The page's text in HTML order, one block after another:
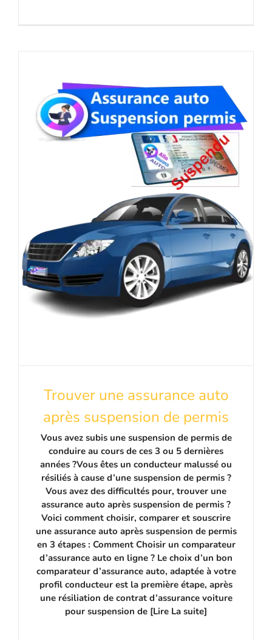
Trouver une assurance auto
après suspension de permis
Vous avez subis une suspension de permis de
conduire au cours de ces 3 ou 5 dernières
années ?Vous êtes un conducteur malussé ou
résiliés à cause d’une suspension de permis ?
Vous avez des difficultés pour, trouver une
assurance auto après suspension de permis ?
Voici comment choisir, comparer et souscrire
une assurance auto après suspension de permis
en 3 étapes : Comment Choisir un comparateur
d’assurance auto en ligne ? Le choix d’un bon
comparateur d’assurance auto, adaptée à votre
profil conducteur est la première étape, après
une résiliation de contrat d’assurance voiture
pour suspension de [Lire La suite]